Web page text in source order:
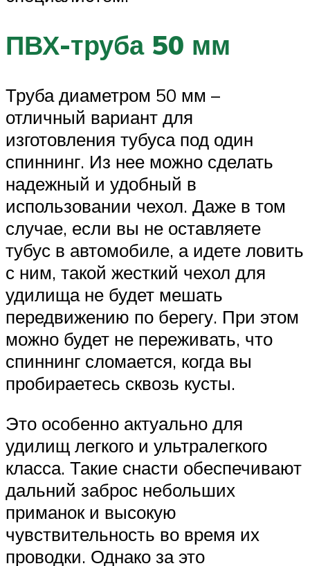
ПВХ-труба 50 мм
Труба диаметром 50 мм –
отличный вариант для
изготовления тубуса под один
спиннинг. Из нее можно сделать
надежный и удобный в
использовании чехол. Даже в том
случае, если вы не оставляете
тубус в автомобиле, а идете ловить
с ним, такой жесткий чехол для
удилища не будет мешать
передвижению по берегу. При этом
можно будет не переживать, что
спиннинг сломается, когда вы
пробираетесь сквозь кусты.
Это особенно актуально для
удилищ легкого и ультралегкого
класса. Такие снасти обеспечивают
дальний заброс небольших
приманок и высокую
чувствительность во время их
проводки. Однако за это